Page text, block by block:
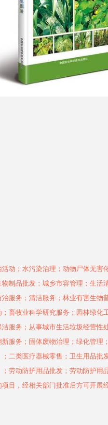
动；水污染治理；动物尸体无害
制品批发；城乡市容管理；生活
服务；清洁服务；林业有害生物
畜牧业科学研究服务；园林绿化
服务；从事城市生活垃圾经营性
服务；固体废物治理；绿化管理
；二类医疗器械零售；卫生用品批
；劳动防护用品批发；劳动防护用
目，经相关部门批准后方可开展